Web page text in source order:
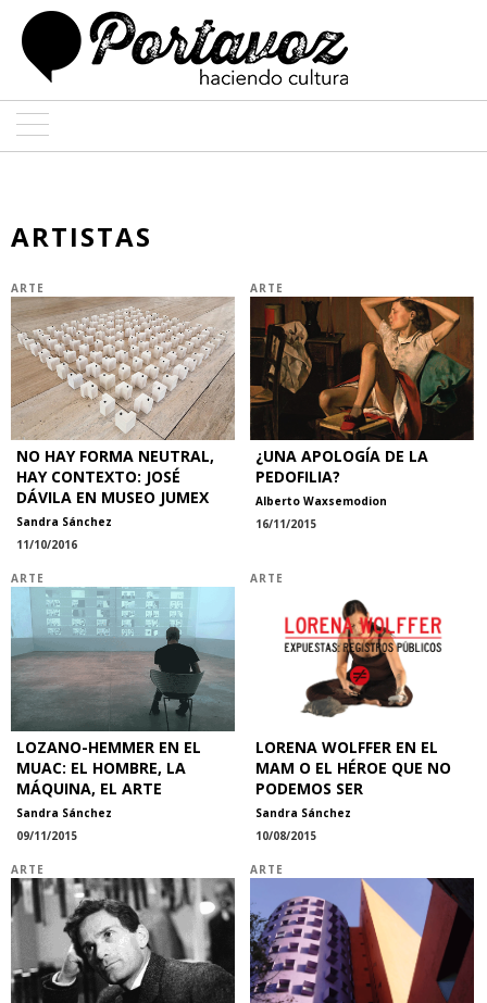
ENTREVISTAS
COLABORADORES
ARTISTAS
ARTE
NO HAY FORMA NEUTRAL,
HAY CONTEXTO: JOSÉ
DÁVILA EN MUSEO JUMEX
Sandra Sánchez
11/10/2016
ARTE
¿UNA APOLOGÍA DE LA
PEDOFILIA?
Alberto Waxsemodion
16/11/2015
ARTE
LOZANO-HEMMER EN EL
MUAC: EL HOMBRE, LA
MÁQUINA, EL ARTE
Sandra Sánchez
09/11/2015
ARTE
LORENA WOLFFER EN EL
MAM O EL HÉROE QUE NO
PODEMOS SER
Sandra Sánchez
10/08/2015
ARTE ARTE